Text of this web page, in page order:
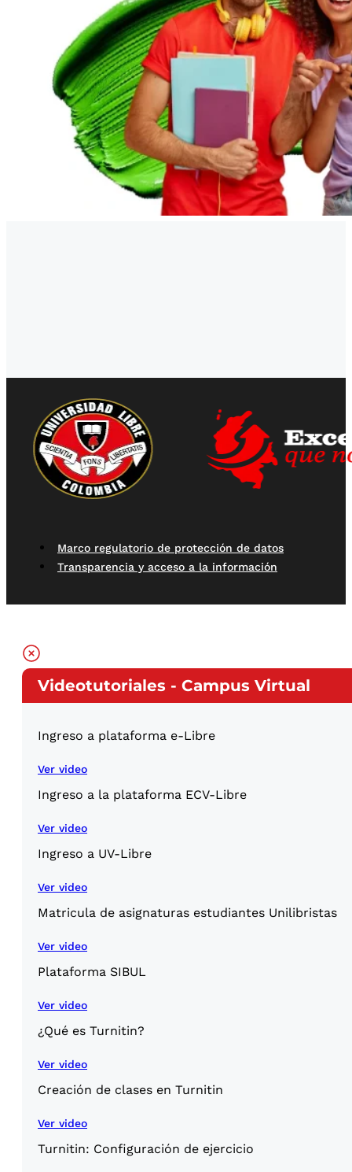
Marco regulatorio de protección de datos
Transparencia y acceso a la información
Videotutoriales - Campus Virtual
Ingreso a plataforma e-Libre
Ver video
Ingreso a la plataforma ECV-Libre
Ver video
Ingreso a UV-Libre
Ver video
Matricula de asignaturas estudiantes Unilibristas
Ver video
Plataforma SIBUL
Ver video
¿Qué es Turnitin?
Ver video
Creación de clases en Turnitin
Ver video
Turnitin: Configuración de ejercicio